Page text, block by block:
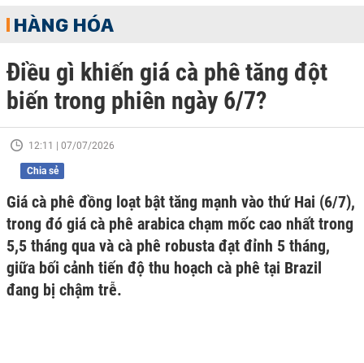
HÀNG HÓA
Điều gì khiến giá cà phê tăng đột
biến trong phiên ngày 6/7?
12:11 | 07/07/2026
Chia sẻ
Giá cà phê đồng loạt bật tăng mạnh vào thứ Hai (6/7),
trong đó giá cà phê arabica chạm mốc cao nhất trong
5,5 tháng qua và cà phê robusta đạt đỉnh 5 tháng,
giữa bối cảnh tiến độ thu hoạch cà phê tại Brazil
đang bị chậm trễ.